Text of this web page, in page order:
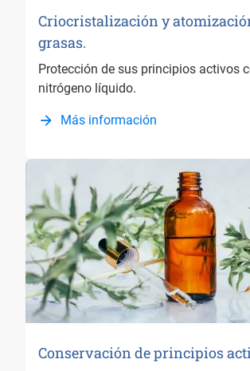
Criocristalización y
grasas.
Protección de sus principios activos
nitrógeno líquido.
Más información
Conservación de principios